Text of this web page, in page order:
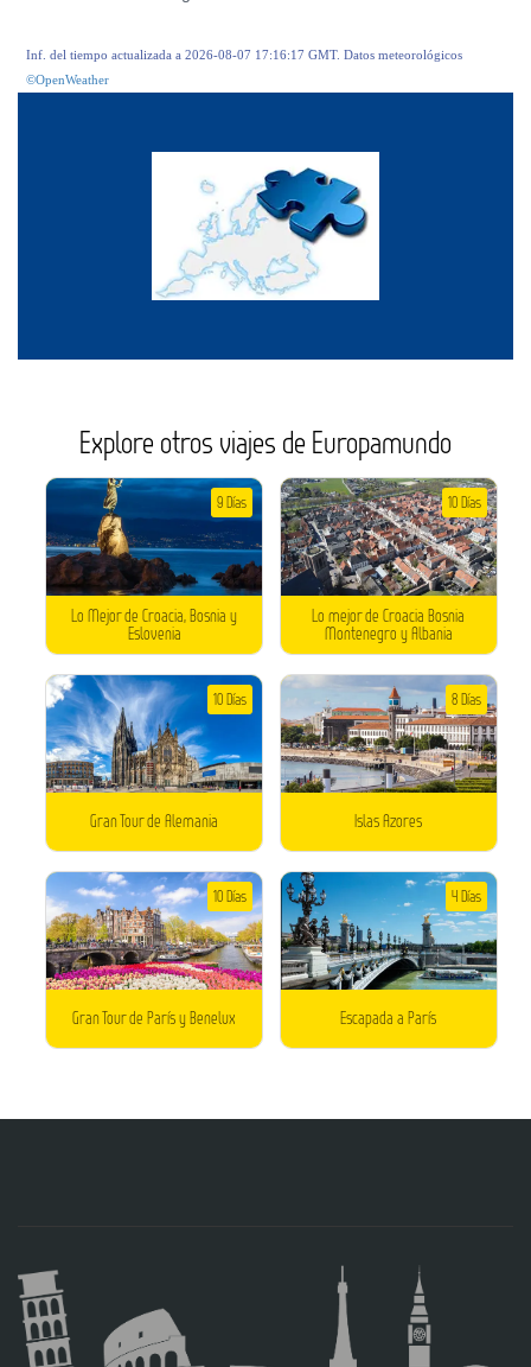
Inf. del tiempo actualizada a 2026-08-07 17:16:17 GMT. Datos meteorológicos
©OpenWeather
Explore otros viajes de Europamundo
Lo Mejor de Croacia, Bosnia y
Eslovenia
9 Días
Lo mejor de Croacia Bosnia
Montenegro y Albania
10 Días
Gran Tour de Alemania
10 Días
Islas Azores
8 Días
Gran Tour de París y Benelux
10 Días
Escapada a París
4 Días